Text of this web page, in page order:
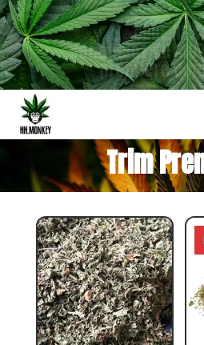
CODE
Bénéficiez de -
première
Trim